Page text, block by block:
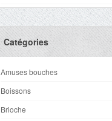
Catégories
Amuses bouches
Boissons
Brioche